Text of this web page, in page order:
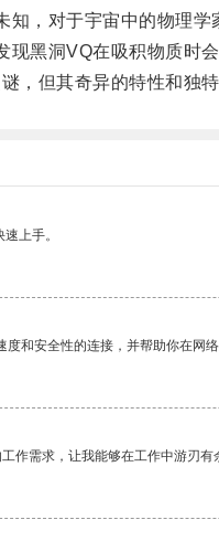
，对于宇宙中的物理学
洞VQ在吸积物质时会
但其奇异的特性和独特
上手。
和安全性的连接，并帮助你在网络
作需求，让我能够在工作中游刃有